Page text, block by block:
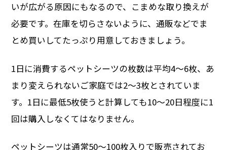
いが広がる原因にもなるので、こまめな取り換えが
必要です。在庫を切らさないように、通販などでま
とめ買いしてたっぷり用意しておきましょう。
1日に消費するペットシーツの枚数は平均4～6枚、あ
まり変えられないご家庭では2～3枚とされていま
す。1日に最低5枚使うと計算しても10～20日程度に1
回は購入しなくてはなりません。
ペットシーツは通常50～100枚入りで販売されてお